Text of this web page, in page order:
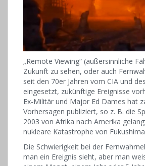
„Remote Viewing“ (außersinnliche
Zukunft zu sehen, oder auch
seit den 70er Jahren vom CIA und
eingesetzt, zukünftige Ereignisse
Ex-Militär und Major Ed Dames hat
Vorhersagen publiziert, so z. B. die
2003 von Afrika nach Amerika
nukleare Katastrophe von
Die Schwierigkeit bei der
man ein Ereignis sieht, aber man